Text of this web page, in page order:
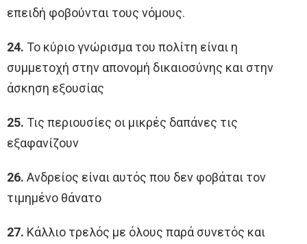
επειδή φοβούνται τους νόμους.
24. Το κύριο γνώρισμα του πολίτη είναι η
συμμετοχή στην απονομή δικαιοσύνης και στην
άσκηση εξουσίας
25. Τις περιουσίες οι μικρές δαπάνες τις
εξαφανίζουν
26. Ανδρείος είναι αυτός που δεν φοβάται τον
τιμημένο θάνατο
27. Κάλλιο τρελός με όλους παρά συνετός και